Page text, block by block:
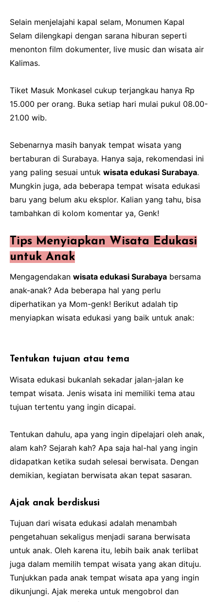
Selain menjelajahi kapal selam, Monumen Kapal
Selam dilengkapi dengan sarana hiburan seperti
menonton film dokumenter, live music dan wisata air
Kalimas.
Tiket Masuk Monkasel cukup terjangkau hanya Rp
15.000 per orang. Buka setiap hari mulai pukul 08.00-
21.00 wib.
Sebenarnya masih banyak tempat wisata yang
bertaburan di Surabaya. Hanya saja, rekomendasi ini
yang paling sesuai untuk wisata edukasi Surabaya.
Mungkin juga, ada beberapa tempat wisata edukasi
baru yang belum aku eksplor. Kalian yang tahu, bisa
tambahkan di kolom komentar ya, Genk!
Tips Menyiapkan Wisata Edukasi
untuk Anak
Mengagendakan wisata edukasi Surabaya bersama
anak-anak? Ada beberapa hal yang perlu
diperhatikan ya Mom-genk! Berikut adalah tip
menyiapkan wisata edukasi yang baik untuk anak:
Tentukan tujuan atau tema
Wisata edukasi bukanlah sekadar jalan-jalan ke
tempat wisata. Jenis wisata ini memiliki tema atau
tujuan tertentu yang ingin dicapai.
Tentukan dahulu, apa yang ingin dipelajari oleh anak,
alam kah? Sejarah kah? Apa saja hal-hal yang ingin
didapatkan ketika sudah selesai berwisata. Dengan
demikian, kegiatan berwisata akan tepat sasaran.
Ajak anak berdiskusi
Tujuan dari wisata edukasi adalah menambah
pengetahuan sekaligus menjadi sarana berwisata
untuk anak. Oleh karena itu, lebih baik anak terlibat
juga dalam memilih tempat wisata yang akan dituju.
Tunjukkan pada anak tempat wisata apa yang ingin
dikunjungi. Ajak mereka untuk mengobrol dan